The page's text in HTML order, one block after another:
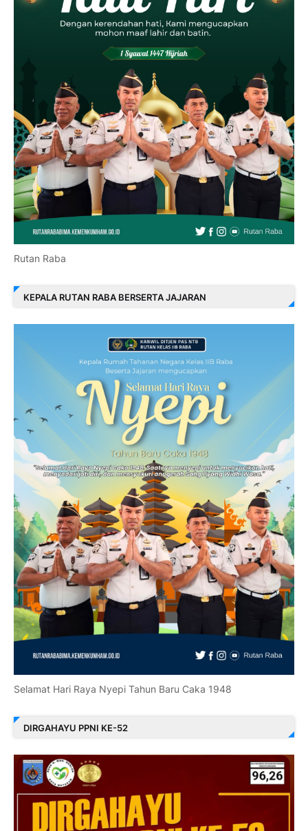
Rutan Raba
KEPALA RUTAN RABA BERSERTA JAJARAN
Selamat Hari Raya Nyepi Tahun Baru Caka 1948
DIRGAHAYU PPNI KE-52